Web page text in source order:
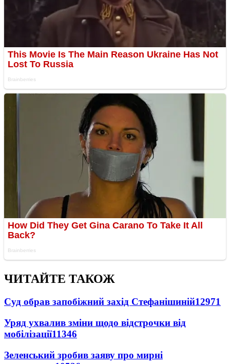
ЧИТАЙТЕ ТАКОЖ
Суд обрав запобіжний захід Стефанішиній12971
Уряд ухвалив зміни щодо відстрочки від
мобілізації11346
Зеленський зробив заяву про мирні